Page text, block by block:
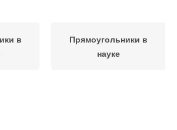
в
Прямоугольники в
науке